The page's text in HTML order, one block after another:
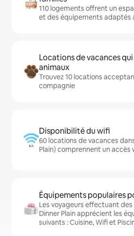
110 logements offrent un
et des équipements adaptés
Locations de vacances
animaux
Trouvez 10 locations
compagnie
Disponibilité du wifi
60 locations de vacances
Plain) comprennent un accès
Équipements populaires
Les voyageurs effectuant
Dinner Plain apprécient les
suivants : Cuisine, Wifi et